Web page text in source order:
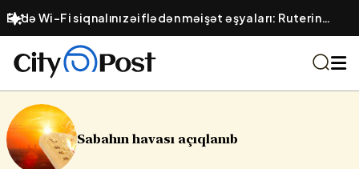
Son yazılarımın hansısa birində ümumiyyətlə Şah İsmayıl
adı çəkilməyib —Fazil Mustafadan AÇIQLAMA
Sabahın havası açıqlanıb